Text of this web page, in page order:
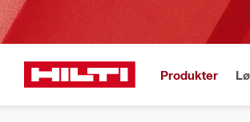
Produkter